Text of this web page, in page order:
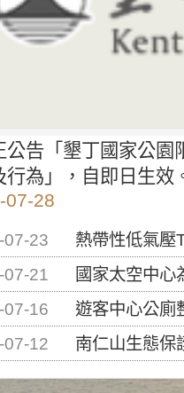
公告「墾丁國家公園
行為」，自即日生效
07-28
07-23
熱帶性低氣壓
07-21
國家太空中心為辦理
07-16
遊客中心公廁
07-12
南仁山生態保護區步道已完成